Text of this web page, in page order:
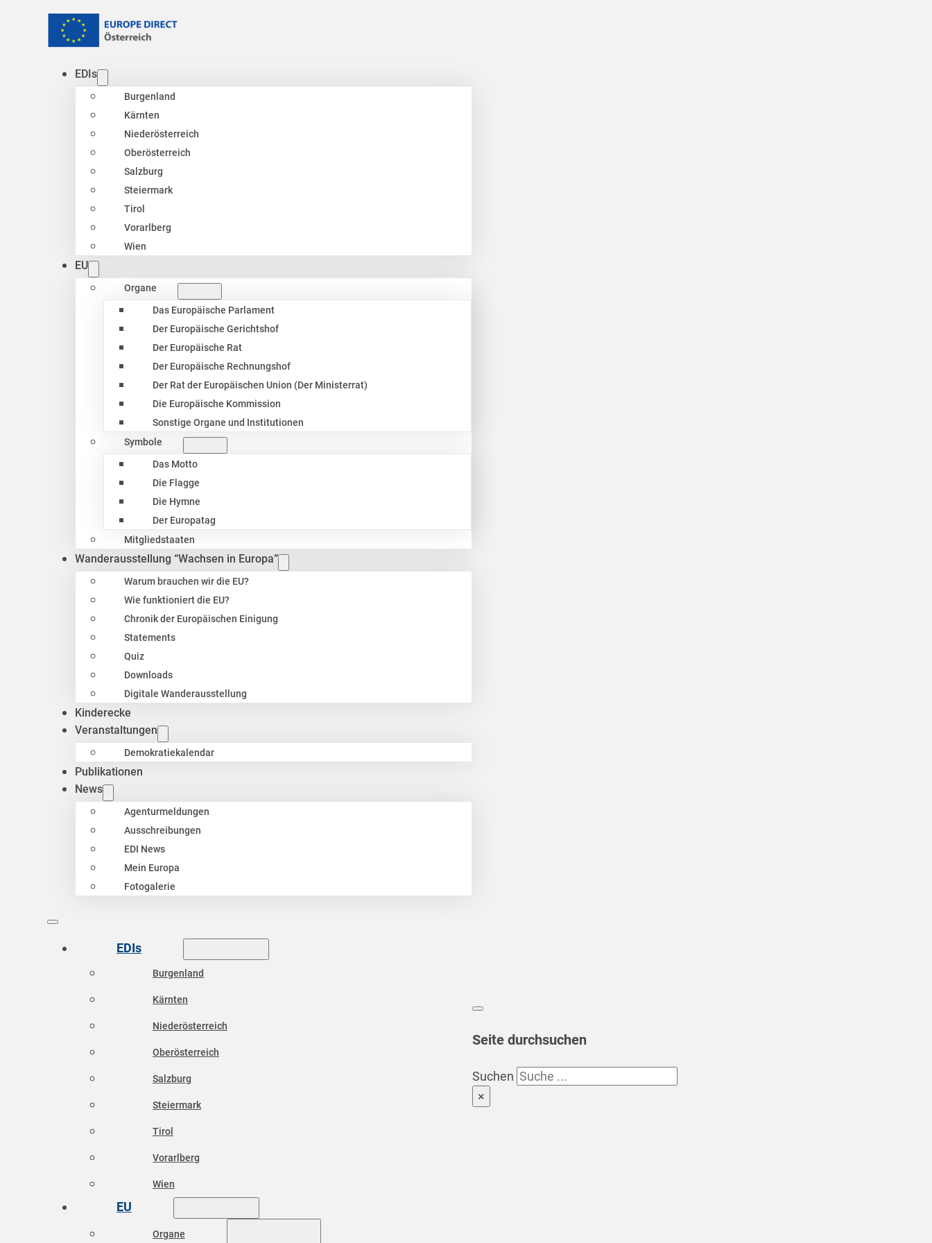
EDIs
Burgenland
Kärnten
Niederösterreich
Oberösterreich
Salzburg
Steiermark
Tirol
Vorarlberg
Wien
EU
Organe
Das Europäische Parlament
Der Europäische Gerichtshof
Der Europäische Rat
Der Europäische Rechnungshof
Der Rat der Europäischen Union (Der Ministerrat)
Die Europäische Kommission
Sonstige Organe und Institutionen
Symbole
Das Motto
Die Flagge
Die Hymne
Der Europatag
Mitgliedstaaten
Wanderausstellung “Wachsen in Europa”
Warum brauchen wir die EU?
Wie funktioniert die EU?
Chronik der Europäischen Einigung
Statements
Quiz
Downloads
Digitale Wanderausstellung
Kinderecke
Veranstaltungen
Demokratiekalendar
Publikationen
News
Agenturmeldungen
Ausschreibungen
EDI News
Mein Europa
Fotogalerie
EDIs
Burgenland
Kärnten
Niederösterreich
Oberösterreich
Salzburg
Steiermark
Tirol
Vorarlberg
Wien
EU
Organe
Seite durchsuchen
Suchen
×